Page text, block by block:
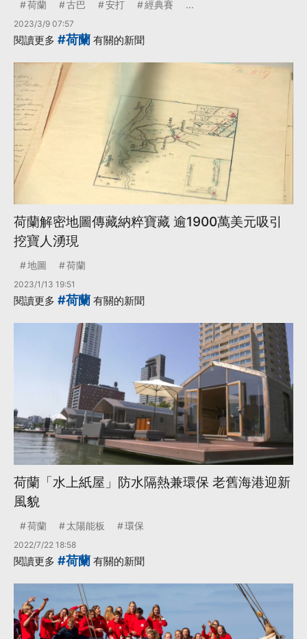
荷蘭 古巴 安打 經典賽 ...
2023/3/9 07:57
閱讀更多 #荷蘭 有關的新聞
荷蘭解密地圖傳藏納粹寶藏 逾1900萬美元吸引
挖寶人湧現
地圖 荷蘭
2023/1/13 19:51
閱讀更多 #荷蘭 有關的新聞
荷蘭「水上紙屋」防水隔熱兼環保 老舊海港迎新
風貌
荷蘭 太陽能板 環保
2022/7/22 18:58
閱讀更多 #荷蘭 有關的新聞